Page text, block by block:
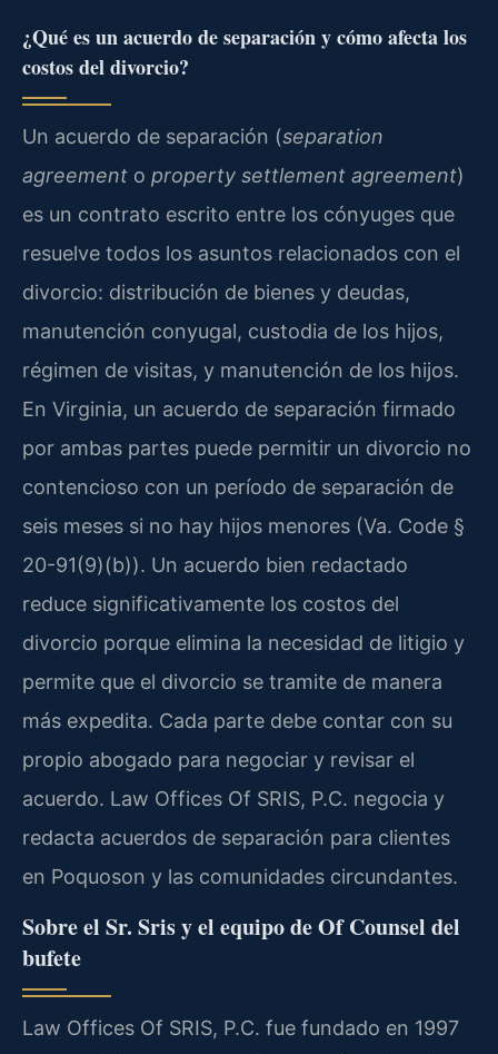
¿Qué es un acuerdo de separación y cómo afecta los
costos del divorcio?
Un acuerdo de separación (separation
agreement o property settlement agreement)
es un contrato escrito entre los cónyuges que
resuelve todos los asuntos relacionados con el
divorcio: distribución de bienes y deudas,
manutención conyugal, custodia de los hijos,
régimen de visitas, y manutención de los hijos.
En Virginia, un acuerdo de separación firmado
por ambas partes puede permitir un divorcio no
contencioso con un período de separación de
seis meses si no hay hijos menores (Va. Code §
20-91(9)(b)). Un acuerdo bien redactado
reduce significativamente los costos del
divorcio porque elimina la necesidad de litigio y
permite que el divorcio se tramite de manera
más expedita. Cada parte debe contar con su
propio abogado para negociar y revisar el
acuerdo. Law Offices Of SRIS, P.C. negocia y
redacta acuerdos de separación para clientes
en Poquoson y las comunidades circundantes.
Sobre el Sr. Sris y el equipo de Of Counsel del
bufete
Law Offices Of SRIS, P.C. fue fundado en 1997